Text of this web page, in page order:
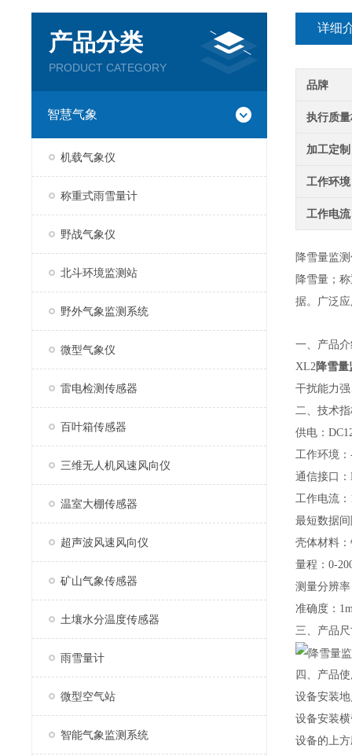
产品分类
PRODUCT CATEGORY
智慧气象
机载气象仪
称重式雨雪量计
野战气象仪
北斗环境监测站
野外气象监测系统
微型气象仪
雷电检测传感器
百叶箱传感器
三维无人机风速风向仪
温室大棚传感器
超声波风速风向仪
矿山气象传感器
土壤水分温度传感器
雨雪量计
微型空气站
智能气象监测系统
详细
品牌
执行质
加工定制
工作环境
工作电流
降雪量监
降雪量；
据。广泛
一、产品
XL2降雪
干扰能力
二、技术
供电：
工作环境
通信接口：
工作电流：
最短数据间
壳体材料
量程：0-
测量分辨率
准确度：
三、产品
四、产品
设备安装
设备安装
设备的上